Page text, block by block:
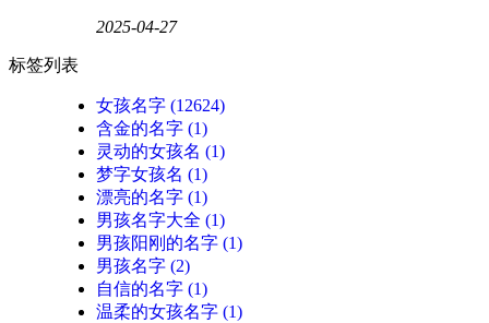
2025-04-27
标签列表
女孩名字 (12624)
含金的名字 (1)
灵动的女孩名 (1)
梦字女孩名 (1)
漂亮的名字 (1)
男孩名字大全 (1)
男孩阳刚的名字 (1)
男孩名字 (2)
自信的名字 (1)
温柔的女孩名字 (1)